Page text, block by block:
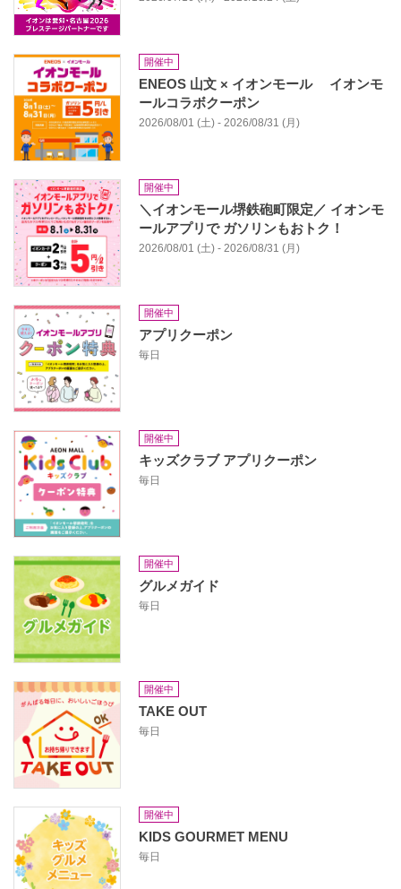
開催中
ENEOS 山文 × イオンモール イオンモ
ールコラボクーポン
2026/08/01 (土) - 2026/08/31 (月)
開催中
＼イオンモール堺鉄砲町限定／ イオンモ
ールアプリで ガソリンもおトク！
2026/08/01 (土) - 2026/08/31 (月)
開催中
アプリクーポン
毎日
開催中
キッズクラブ アプリクーポン
毎日
開催中
グルメガイド
毎日
開催中
TAKE OUT
毎日
開催中
KIDS GOURMET MENU
毎日